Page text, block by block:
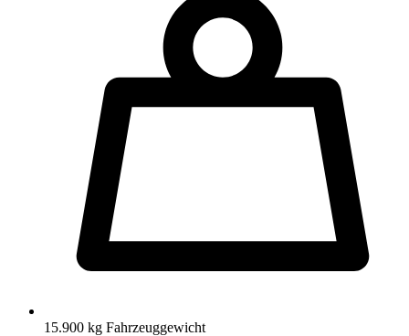
15.900 kg Fahrzeuggewicht